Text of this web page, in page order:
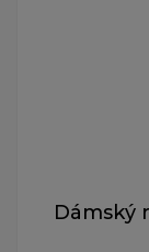
Dámský